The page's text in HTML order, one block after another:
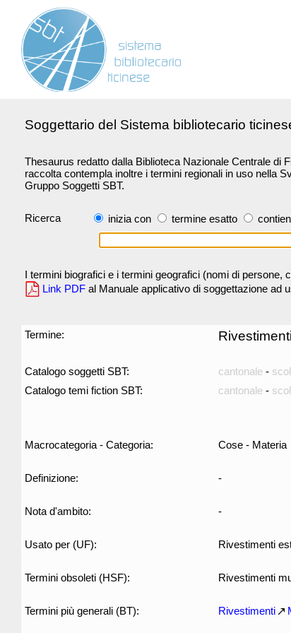
Soggettario del Sistema bibliotecario
Thesaurus redatto dalla Biblioteca Nazionale Centrale di
raccolta contempla inoltre i termini regionali in uso nella
Gruppo Soggetti SBT.
Ricerca inizia con termine esatto
I termini biografici e i termini geografici (nomi di persone,
Link PDF al Manuale applicativo di soggettazione ad
Termine:
Catalogo soggetti SBT: cantonale -
Catalogo temi fiction SBT:
cantonale -
Macrocategoria - Categoria: Cose - Materia
Definizione: -
Nota d'ambito: -
Usato per (UF): Rivestimenti
Termini obsoleti (HSF): Rivestimenti
Termini più generali (BT): Rivestimenti